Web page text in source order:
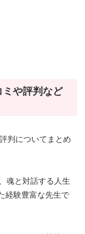
ミや評判など
判についてまとめ
魂と対話する人生
経験豊富な先生で